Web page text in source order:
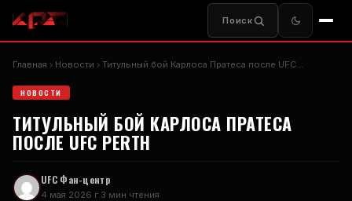
Поиск
Главная Новости Титульный бой Карлоса Пратеса после UFC...
НОВОСТИ
ТИТУЛЬНЫЙ БОЙ КАРЛОСА ПРАТЕСА
ПОСЛЕ UFC PERTH
UFCФан-центр
4 мая 2026 г.3 мин чтения